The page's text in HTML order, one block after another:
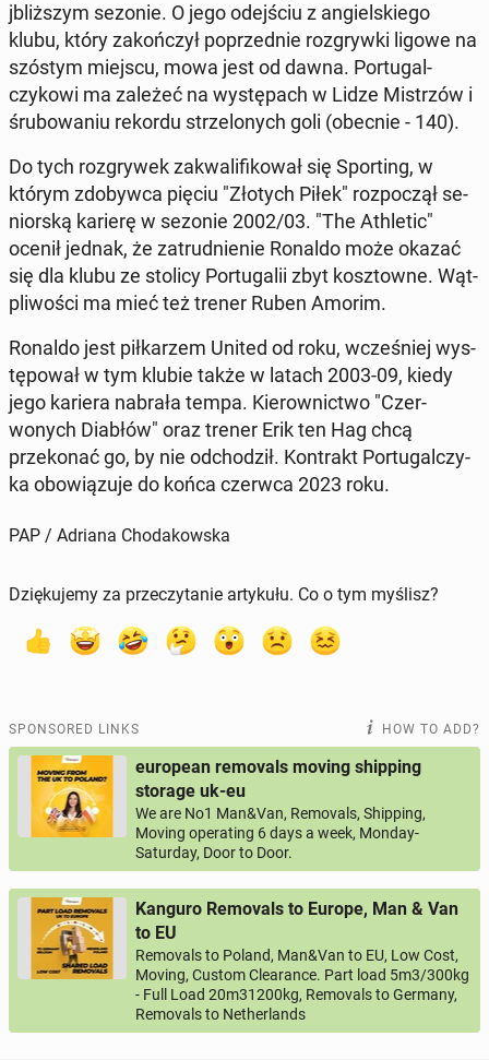
jbliższym sezonie. O jego ode­jś­ciu z ang­iel­skiego
klubu, który za­kończył poprzed­nie roz­gry­w­ki ligowe na
szóstym miejscu, mowa jest od dawna. Por­tu­gal­
czykowi ma zależeć na wys­tę­pach w Lidze Mis­trzów i
śrubowa­niu rekordu strzelonych goli (obecnie - 140).
Do tych roz­gry­wek za­k­wal­i­fikował się Sport­ing, w
którym zdoby­w­ca pięciu "Złotych Piłek" rozpoczął se­
niorską karierę w sezonie 2002/03. "The Ath­let­ic"
ocenił jednak, że za­trud­nie­nie Ronaldo może okazać
się dla klubu ze stolicy Por­tu­galii zbyt kosz­towne. Wąt­
pli­woś­ci ma mieć też trener Ruben Amorim.
Ronaldo jest piłkarzem United od roku, wcześniej wys­
tępował w tym klubie także w latach 2003-09, kiedy
jego kariera nabrała tempa. Kierown­ict­wo "Cz­er­
wonych Diabłów" oraz trener Erik ten Hag chcą
przekon­ać go, by nie od­chodz­ił. Kon­trakt Por­tu­gal­czy­
ka obow­iązu­je do końca czerwca 2023 roku.
PAP / Adriana Chodakowska
Dziękujemy za przeczytanie artykułu. Co o tym myślisz?
SPONSORED LINKS HOW TO ADD?
european removals moving shipping
storage uk-eu
We are No1 Man&Van, Removals, Shipping,
Moving operating 6 days a week, Monday-
Saturday, Door to Door.
Kanguro Removals to Europe, Man & Van
to EU
Removals to Poland, Man&Van to EU, Low Cost,
Moving, Custom Clearance. Part load 5m3/300kg
- Full Load 20m31200kg, Removals to Germany,
Removals to Netherlands